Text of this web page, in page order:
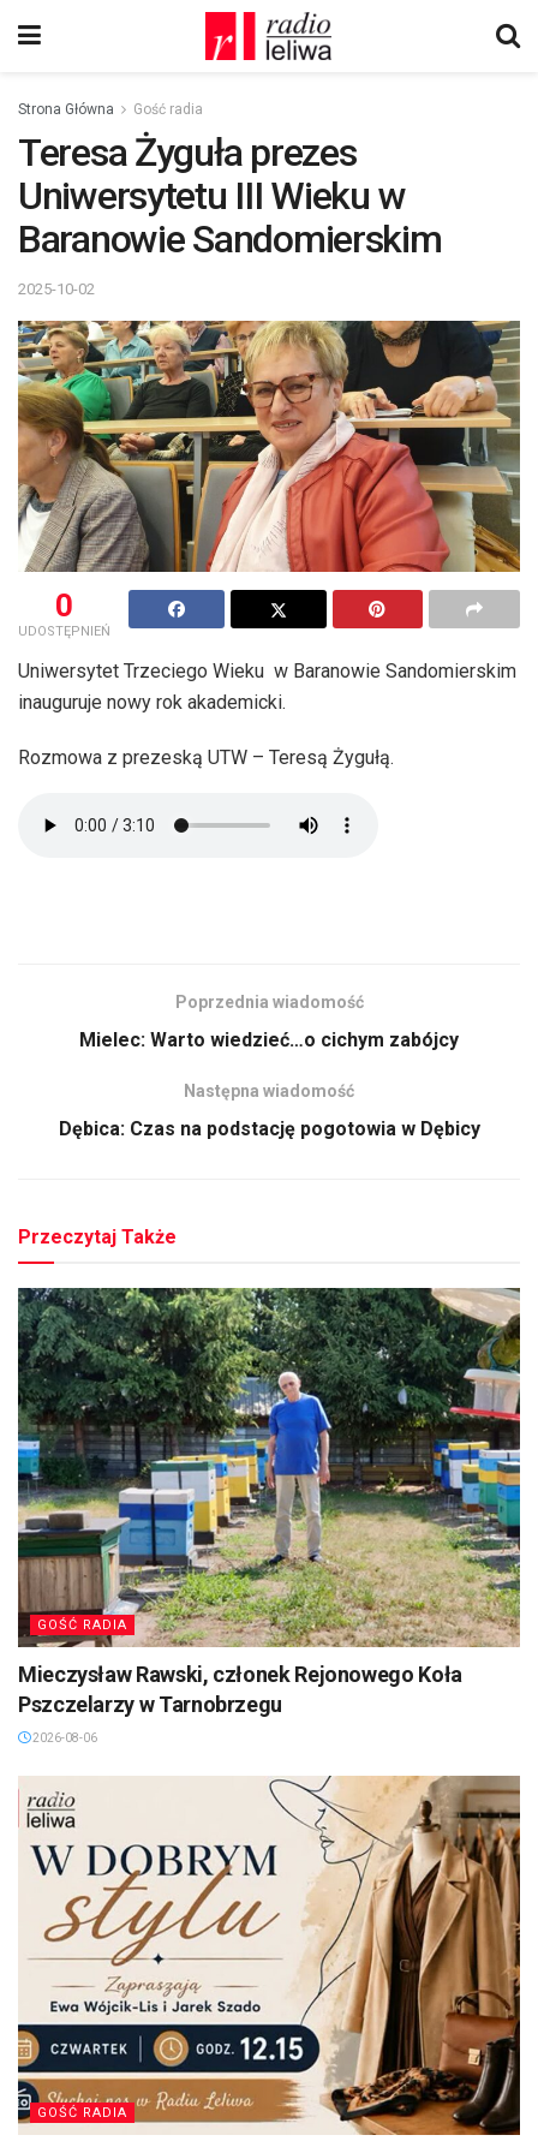
Strona Główna Gość radia
Teresa Żyguła prezes
Uniwersytetu III Wieku w
Baranowie Sandomierskim
2025-10-02
0
UDOSTĘPNIEŃ
Uniwersytet Trzeciego Wieku w Baranowie Sandomierskim
inauguruje nowy rok akademicki.
Rozmowa z prezeską UTW – Teresą Żygułą.
Poprzednia wiadomość
Mielec: Warto wiedzieć…o cichym zabójcy
Następna wiadomość
Dębica: Czas na podstację pogotowia w Dębicy
Przeczytaj Także
GOŚĆ RADIA
Mieczysław Rawski, członek Rejonowego Koła
Pszczelarzy w Tarnobrzegu
2026-08-06
GOŚĆ RADIA